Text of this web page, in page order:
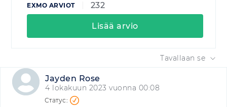
EXMO ARVIOT 232
Lisää arvio
Tavallaan se
Jayden Rose
4 lokakuun 2023 vuonna 00:08